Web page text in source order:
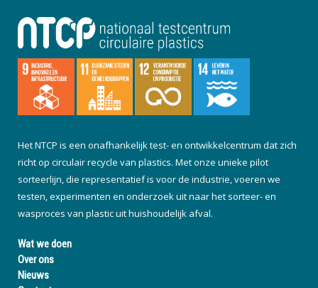
Het NTCP is een onafhankelijk test- en ontwikkelcentrum dat zich
richt op circulair recycle van plastics. Met onze unieke pilot
sorteerlijn, die representatief is voor de industrie, voeren we
testen, experimenten en onderzoek uit naar het sorteer- en
wasproces van plastic uit huishoudelijk afval.
Wat we doen
Over ons
Nieuws